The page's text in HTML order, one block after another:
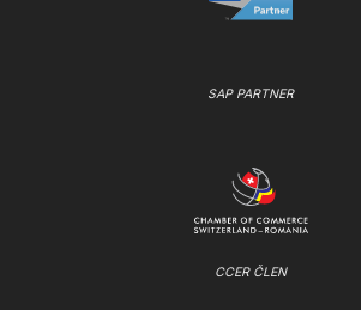
SAP PARTNER
CCER ČLEN